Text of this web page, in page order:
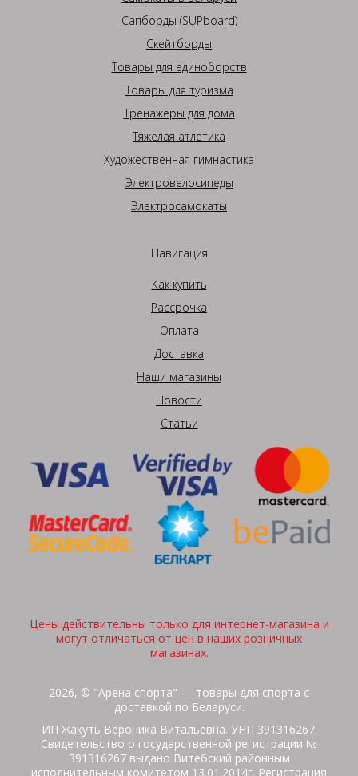
Сапборды (SUPboard)
Скейтборды
Товары для единоборств
Товары для туризма
Тренажеры для дома
Тяжелая атлетика
Художественная гимнастика
Электровелосипеды
Электросамокаты
Навигация
Как купить
Рассрочка
Оплата
Доставка
Наши магазины
Новости
Статьи
Цены действительны только для интернет-магазина и
могут отличаться от цен в наших розничных
магазинах.
2026, © "Арена спорта" — товары для спорта с
доставкой по Беларуси.
ИП Жакуть Вероника Витальевна. УНП 391316267.
Свидетельство о государственной регистрации №
391316267 выдано Витебский районным
исполнительным комитетом 13.01.2014г. Регистрация